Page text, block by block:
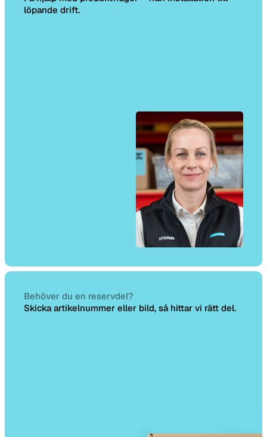
löpande drift.
Behöver du en reservdel?
Skicka artikelnummer eller bild, så hittar vi rätt del.